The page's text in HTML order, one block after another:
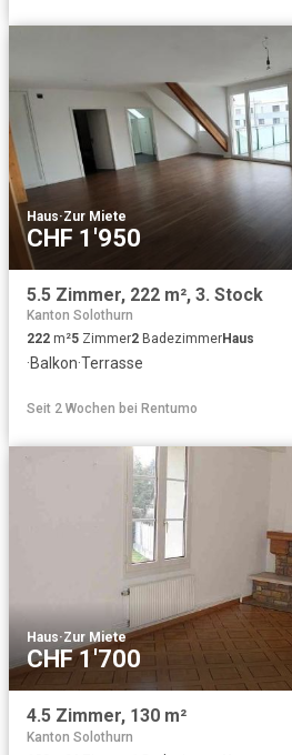
Haus·Zur Miete
CHF 1'950
5.5 Zimmer, 222 m², 3. Stock
Kanton Solothurn
222 m²5 Zimmer2 BadezimmerHaus
·Balkon·Terrasse
Seit 2 Wochen bei Rentumo
Haus·Zur Miete
CHF 1'700
4.5 Zimmer, 130 m²
Kanton Solothurn